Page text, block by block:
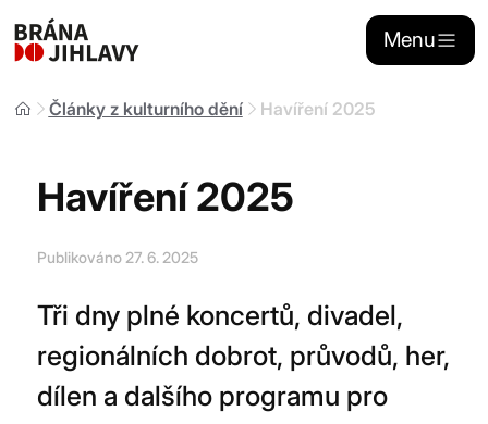
Menu
Naše aktivity
Stánkový prodej
Sponzoring
Kontakty
Portál dojihlavy.cz
Články z kulturního dění Havíření 2025
Havíření 2025
Publikováno 27. 6. 2025
Tři dny plné koncertů, divadel,
regionálních dobrot, průvodů, her,
dílen a dalšího programu pro